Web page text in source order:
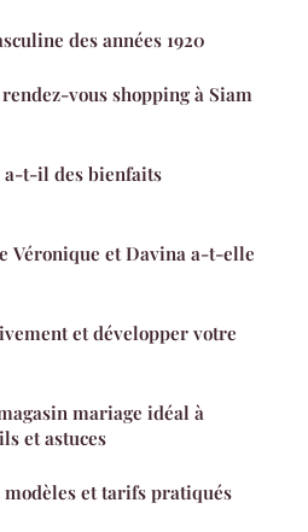
des années 1920
vous shopping à Siam
a-t-il des bienfaits
Véronique et Davina a-t-elle
et développer votre
mariage idéal à
et astuces
et tarifs pratiqués